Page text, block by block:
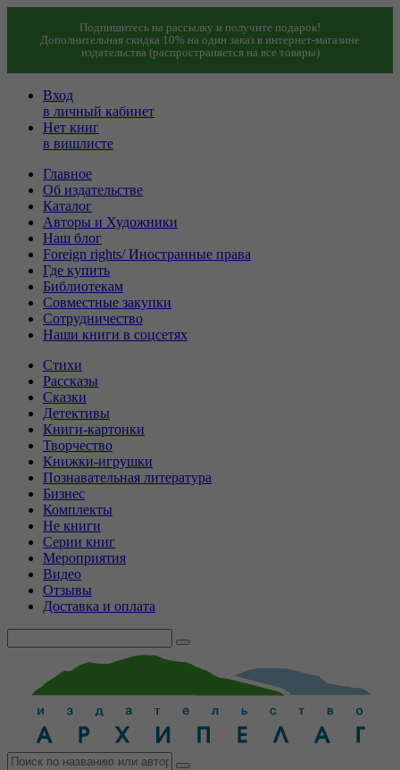
Подпишитесь на рассылку и получите подарок!
Дополнительная скидка 10% на один заказ в интернет-магазине
издательства (распространяется на все товары)
Вход
в личный кабинет
Нет книг
в вишлисте
Главное
Об издательстве
Каталог
Авторы и Художники
Наш блог
Foreign rights/ Иностранные права
Где купить
Библиотекам
Совместные закупки
Сотрудничество
Наши книги в соцсетях
Стихи
Рассказы
Сказки
Детективы
Книги-картонки
Творчество
Книжки-игрушки
Познавательная литература
Бизнес
Комплекты
Не книги
Серии книг
Мероприятия
Видео
Отзывы
Доставка и оплата